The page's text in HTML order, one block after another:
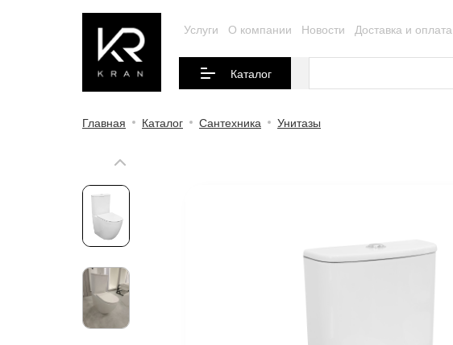
Услуги О компании Новости Доставка и оплата
Каталог
Главная Каталог Сантехника Унитазы